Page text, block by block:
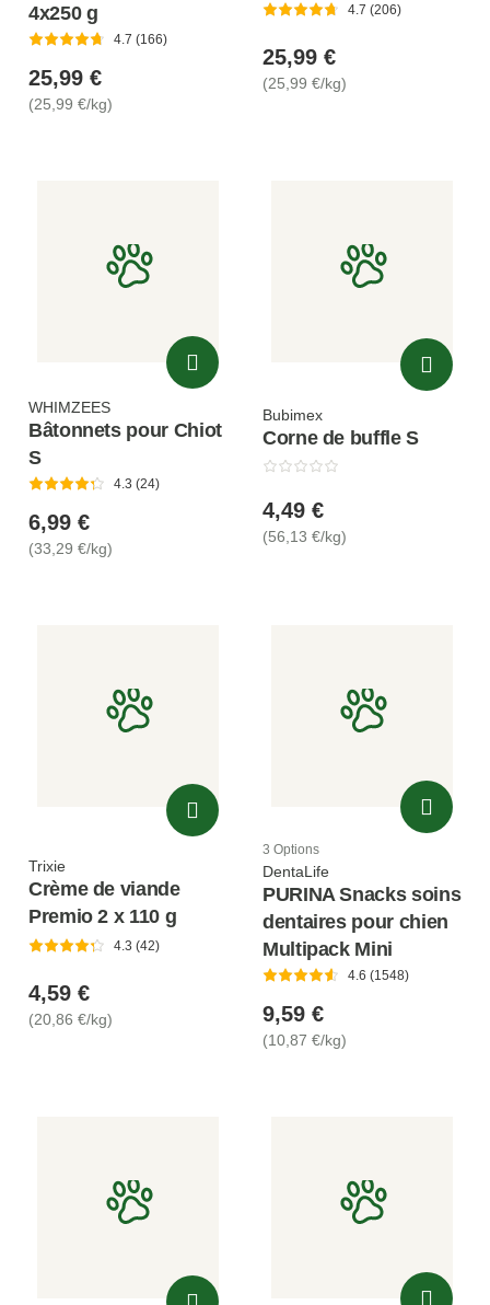
4x250 g
4.7 (166)
25,99 €
(25,99 €/kg)
4.7 (206)
25,99 €
(25,99 €/kg)
WHIMZEES
Bâtonnets pour Chiot
S
4.3 (24)
6,99 €
(33,29 €/kg)
Bubimex
Corne de buffle S
4,49 €
(56,13 €/kg)
Trixie
Crème de viande
Premio 2 x 110 g
4.3 (42)
4,59 €
(20,86 €/kg)
3 Options
DentaLife
PURINA Snacks soins
dentaires pour chien
Multipack Mini
4.6 (1548)
9,59 €
(10,87 €/kg)